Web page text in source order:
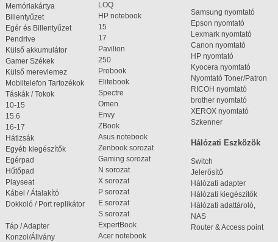
LOQ
HP notebook
15
17
Pavilion
250
Probook
Elitebook
Spectre
Omen
Envy
ZBook
Asus notebook
Zenbook sorozat
Gaming sorozat
N sorozat
X sorozat
P sorozat
E sorozat
S sorozat
ExpertBook
Acer notebook
Memóriakártya
Billentyűzet
Egér és Billentyűzet
Pendrive
Külső akkumulátor
Gamer Székek
Külső merevlemez
Mobiltelefon Tartozékok
Táskák / Tokok
10-15
15.6
16-17
Hátizsák
Egyéb kiegészítők
Egérpad
Hűtőpad
Playseat
Kábel / Átalakító
Dokkoló / Port replikátor
Táp / Adapter
Konzol/Állvány
Samsung nyomtató
Epson nyomtató
Lexmark nyomtató
Canon nyomtató
HP nyomtató
Kyocera nyomtató
Nyomtató Toner/Patron
RICOH nyomtató
brother nyomtató
XEROX nyomtató
Szkenner
Hálózati Eszközök
Switch
Jelerősítő
Hálózati adapter
Hálózati kiegészítők
Hálózati adattároló,
NAS
Router & Access point